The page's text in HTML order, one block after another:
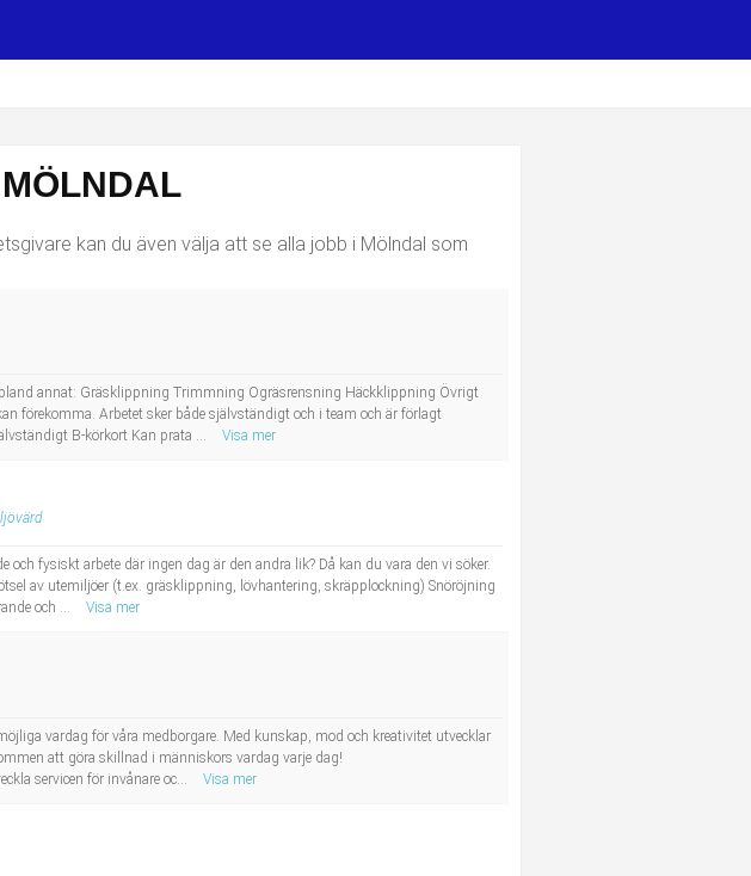
kan du även välja att se alla jobb i Mölndal som
annat: Gräsklippning Trimmning Ogräsrensning Häckklippning Övrigt
förekomma. Arbetet sker både självständigt och i team och är förlagt
B-körkort Kan prata ...
Visa mer
och fysiskt arbete där ingen dag är den andra lik? Då kan du vara den vi söker.
av utemiljöer (t.ex. gräsklippning, lövhantering, skräpplockning) Snöröjning
och ...
Visa mer
vardag för våra medborgare. Med kunskap, mod och kreativitet utvecklar
att göra skillnad i människors vardag varje dag!
servicen för invånare oc...
Visa mer